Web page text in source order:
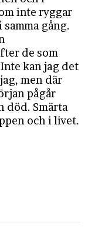
inte ryggar
gång.
de som
kan jag det
men där
pågår
död. Smärta
och i livet.